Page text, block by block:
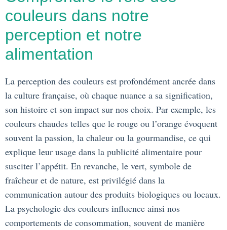
couleurs dans notre
perception et notre
alimentation
La perception des couleurs est profondément ancrée dans
la culture française, où chaque nuance a sa signification,
son histoire et son impact sur nos choix. Par exemple, les
couleurs chaudes telles que le rouge ou l’orange évoquent
souvent la passion, la chaleur ou la gourmandise, ce qui
explique leur usage dans la publicité alimentaire pour
susciter l’appétit. En revanche, le vert, symbole de
fraîcheur et de nature, est privilégié dans la
communication autour des produits biologiques ou locaux.
La psychologie des couleurs influence ainsi nos
comportements de consommation, souvent de manière